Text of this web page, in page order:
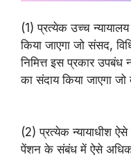
(1) प्रत्येक उच्च
किया जाएगा जो संसद,
निमित्त इस प्रकार
का संदाय किया जाएगा जो
(2) प्रत्येक न्यायाधीश
पेंशन के संबंध में ऐसे